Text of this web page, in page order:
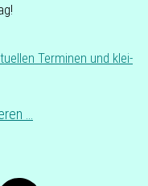
Ter­mi­nen und klei­
…